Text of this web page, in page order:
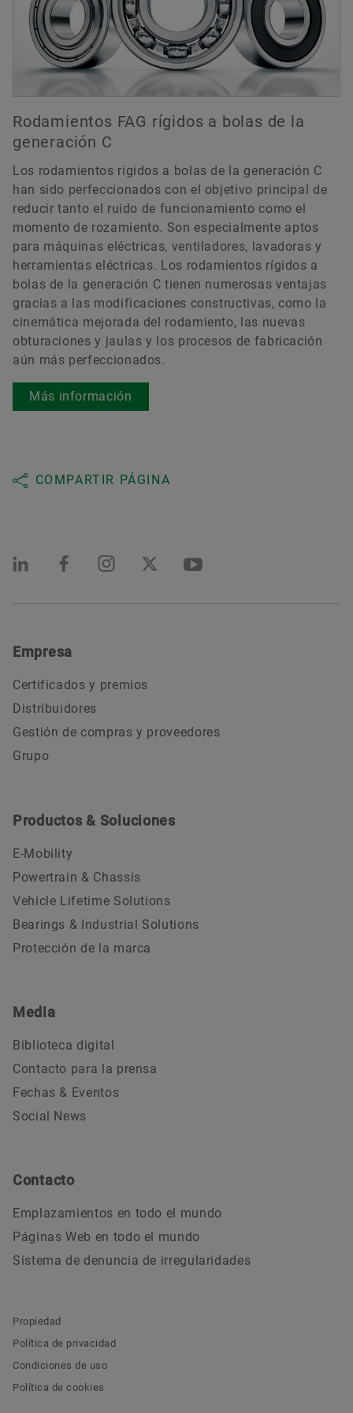
doble efecto. Ambas ejecuciones soportan
elevadas fuerzas axiales, pero no soportan cargas
radiales.
Catálogo de productos medias
Rodamientos FAG rígidos a bolas de la
generación C
Los rodamientos rígidos a bolas de la generación C
han sido perfeccionados con el objetivo principal de
reducir tanto el ruido de funcionamiento como el
momento de rozamiento. Son especialmente aptos
para máquinas eléctricas, ventiladores, lavadoras y
herramientas eléctricas. Los rodamientos rígidos a
bolas de la generación C tienen numerosas ventajas
gracias a las modificaciones constructivas, como la
cinemática mejorada del rodamiento, las nuevas
obturaciones y jaulas y los procesos de fabricación
aún más perfeccionados.
Más información
COMPARTIR PÁGINA
Empresa
Certificados y premios
Distribuidores
Gestión de compras y proveedores
Grupo
Productos & Soluciones
E-Mobility
Powertrain & Chassis
Vehicle Lifetime Solutions
Bearings & Industrial Solutions
Protección de la marca
Media
Biblioteca digital
Contacto para la prensa
Fechas & Eventos
Social News
Contacto
Emplazamientos en todo el mundo
Páginas Web en todo el mundo
Sistema de denuncia de irregularidades
Propiedad
Política de privacidad
Condiciones de uso
Política de cookies